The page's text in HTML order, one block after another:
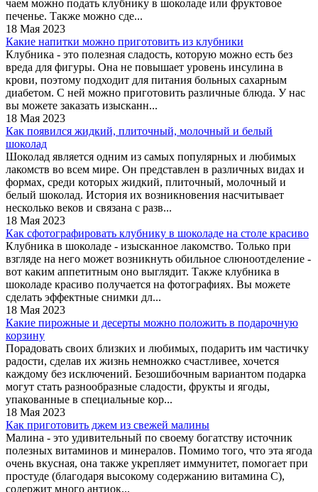
чаем можно подать клубнику в шоколаде или фруктовое
печенье. Также можно сде...
18 Мая 2023
Какие напитки можно приготовить из клубники
Клубника - это полезная сладость, которую можно есть без
вреда для фигуры. Она не повышает уровень инсулина в
крови, поэтому подходит для питания больных сахарным
диабетом. С ней можно приготовить различные блюда. У нас
вы можете заказать изысканн...
18 Мая 2023
Как появился жидкий, плиточный, молочный и белый
шоколад
Шоколад является одним из самых популярных и любимых
лакомств во всем мире. Он представлен в различных видах и
формах, среди которых жидкий, плиточный, молочный и
белый шоколад. История их возникновения насчитывает
несколько веков и связана с разв...
18 Мая 2023
Как сфотографировать клубнику в шоколаде на столе красиво
Клубника в шоколаде - изысканное лакомство. Только при
взгляде на него может возникнуть обильное слюноотделение -
вот каким аппетитным оно выглядит. Также клубника в
шоколаде красиво получается на фотографиях. Вы можете
сделать эффектные снимки дл...
18 Мая 2023
Какие пирожные и десерты можно положить в подарочную
корзину
Порадовать своих близких и любимых, подарить им частичку
радости, сделав их жизнь немножко счастливее, хочется
каждому без исключений. Безошибочным вариантом подарка
могут стать разнообразные сладости, фрукты и ягоды,
упакованные в специальные кор...
18 Мая 2023
Как приготовить джем из свежей малины
Малина - это удивительный по своему богатству источник
полезных витаминов и минералов. Помимо того, что эта ягода
очень вкусная, она также укрепляет иммунитет, помогает при
простуде (благодаря высокому содержанию витамина С),
содержит много антиок...